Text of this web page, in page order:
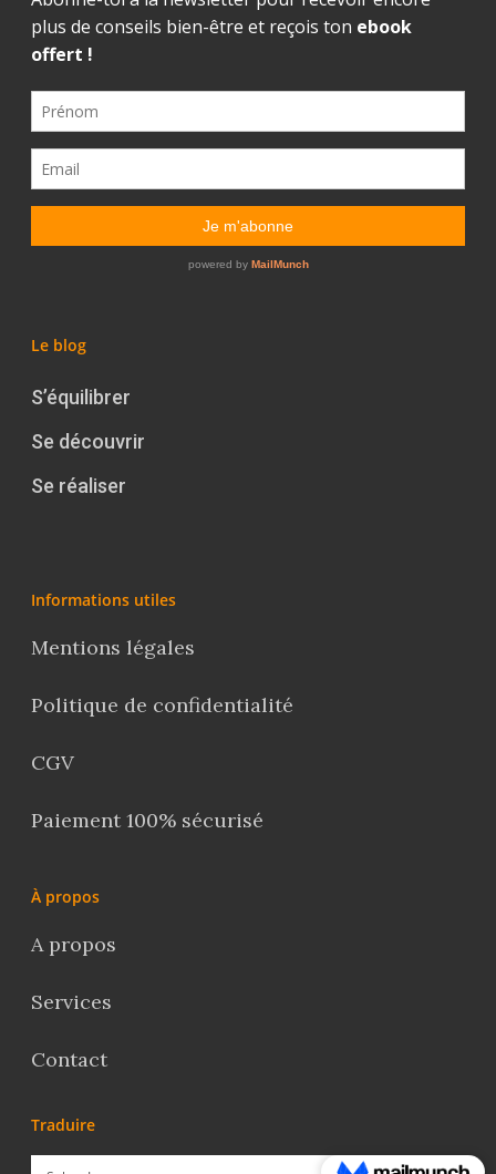
Le blog
S’équilibrer
Se découvrir
Se réaliser
Informations utiles
Mentions légales
Politique de confidentialité
CGV
Paiement 100% sécurisé
À propos
A propos
Services
Contact
Traduire